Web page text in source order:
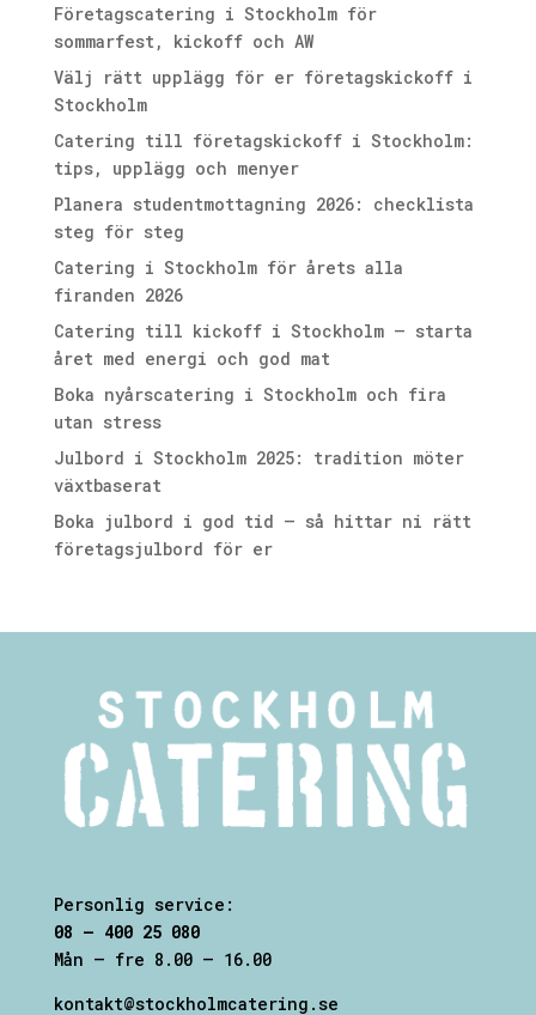
Företagscatering i Stockholm för
sommarfest, kickoff och AW
Välj rätt upplägg för er företagskickoff i
Stockholm
Catering till företagskickoff i Stockholm:
tips, upplägg och menyer
Planera studentmottagning 2026: checklista
steg för steg
Catering i Stockholm för årets alla
firanden 2026
Catering till kickoff i Stockholm – starta
året med energi och god mat
Boka nyårscatering i Stockholm och fira
utan stress
Julbord i Stockholm 2025: tradition möter
växtbaserat
Boka julbord i god tid – så hittar ni rätt
företagsjulbord för er
Personlig service:
08 – 400 25 080
Mån – fre 8.00 – 16.00
kontakt@stockholmcatering.se